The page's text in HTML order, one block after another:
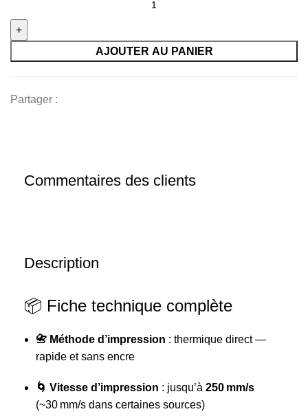
ImprimantePremax
Tickets
vente
AJOUTER AU PANIER
Partager :
Description
📦 Fiche technique complète
📇 Méthode d’impression : thermique direct —
rapide et sans encre
🌀 Vitesse d’impression : jusqu’à 250 mm/s
(~30 mm/s dans certaines sources)
Commentaires des clients